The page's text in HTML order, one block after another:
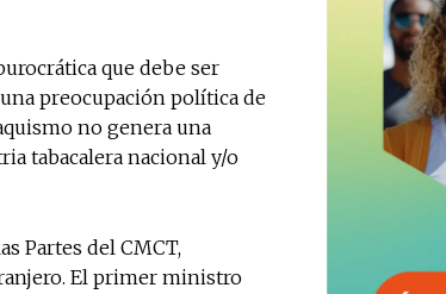
que debe ser
preocupación política de
no genera una
tabacalera nacional y/o
Partes del CMCT,
El primer ministro